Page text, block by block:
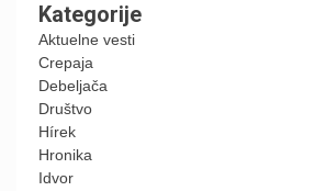
Kategorije
Aktuelne vesti
Crepaja
Debeljača
Društvo
Hírek
Hronika
Idvor